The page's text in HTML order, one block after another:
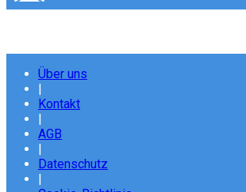
Über uns
|
Kontakt
|
AGB
|
Datenschutz
|